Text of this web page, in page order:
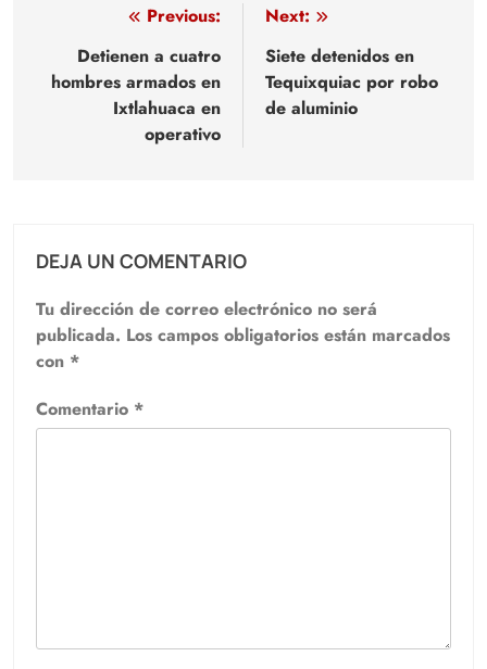
Navegación
entradas
Previous:
Detienen a cuatro
hombres armados en
Ixtlahuaca en
operativo
Next:
Siete detenidos en
Tequixquiac por robo
de aluminio
DEJA UN COMENTARIO
Tu dirección de correo electrónico no será
publicada. Los campos obligatorios están marcados
con *
Comentario *